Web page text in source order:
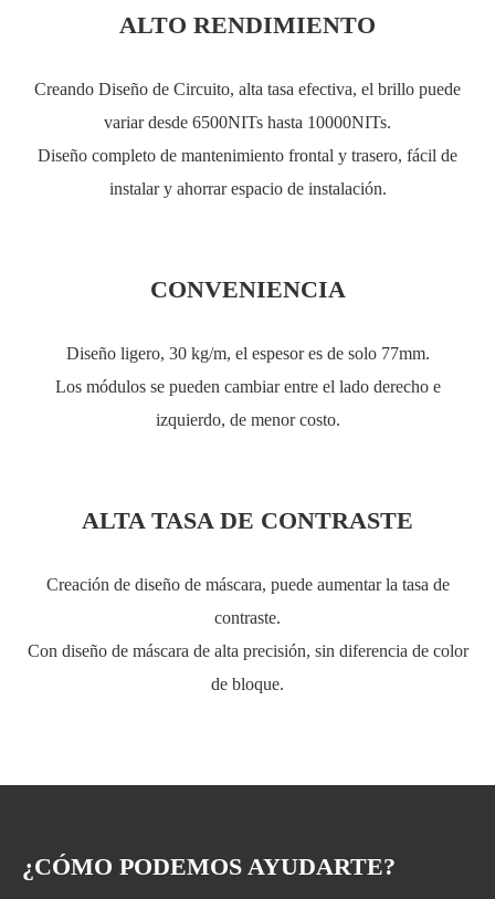
ALTO RENDIMIENTO
Creando Diseño de Circuito, alta tasa efectiva, el brillo puede
variar desde 6500NITs hasta 10000NITs.
Diseño completo de mantenimiento frontal y trasero, fácil de
instalar y ahorrar espacio de instalación.
CONVENIENCIA
Diseño ligero, 30 kg/m, el espesor es de solo 77mm.
Los módulos se pueden cambiar entre el lado derecho e
izquierdo, de menor costo.
ALTA TASA DE CONTRASTE
Creación de diseño de máscara, puede aumentar la tasa de
contraste.
Con diseño de máscara de alta precisión, sin diferencia de color
de bloque.
¿CÓMO PODEMOS AYUDARTE?